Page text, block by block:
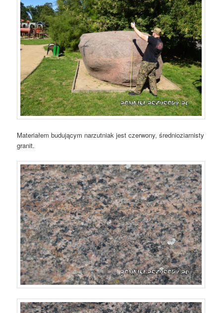
Materiałem budującym narzutniak jest czerwony, średnioziarnisty
granit.